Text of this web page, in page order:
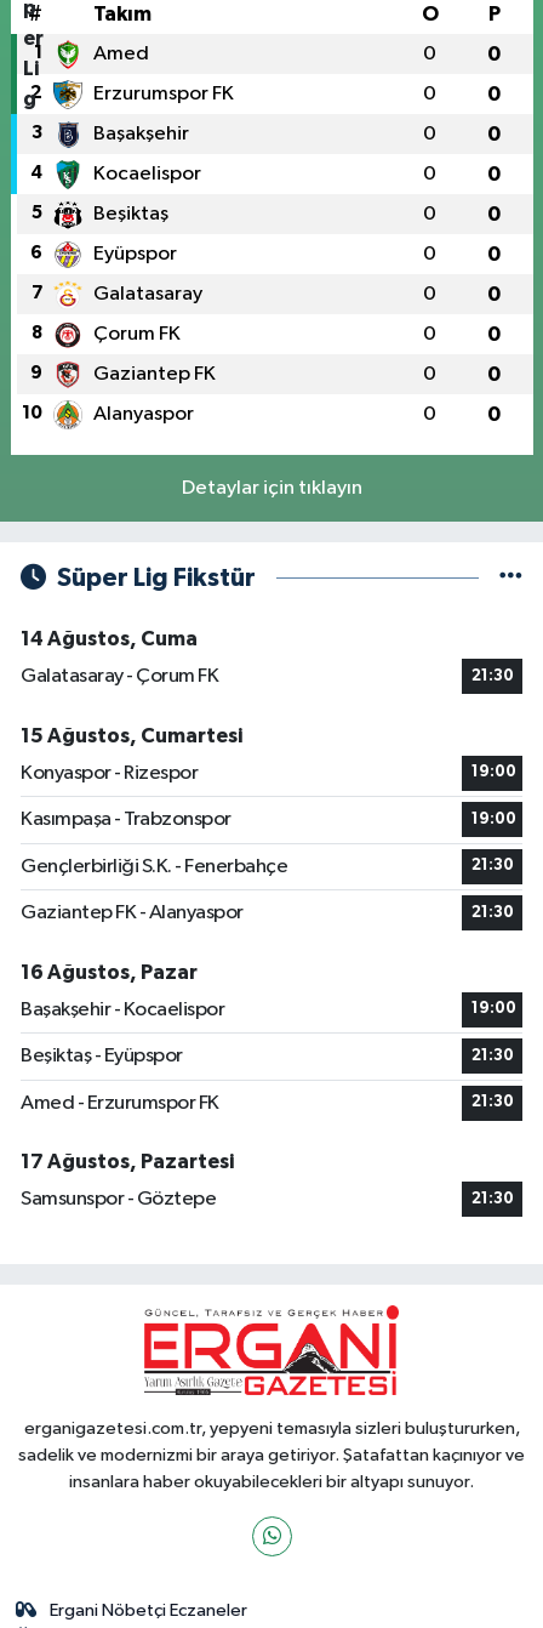
# Takım O P
1 Amed 0 0
2 Erzurumspor FK 0 0
3 Başakşehir 0 0
4 Kocaelispor 0 0
5 Beşiktaş 0 0
6 Eyüpspor 0 0
7 Galatasaray 0 0
8 Çorum FK 0 0
9 Gaziantep FK 0 0
10 Alanyaspor 0 0
Detaylar için tıklayın
Süper Lig Fikstür
14 Ağustos, Cuma
Galatasaray - Çorum FK
21:30
15 Ağustos, Cumartesi
Konyaspor - Rizespor
19:00
Kasımpaşa - Trabzonspor 19:00
Gençlerbirliği S.K. - Fenerbahçe 21:30
Gaziantep FK - Alanyaspor 21:30
16 Ağustos, Pazar
Başakşehir - Kocaelispor
19:00
Beşiktaş - Eyüpspor 21:30
Amed - Erzurumspor FK 21:30
17 Ağustos, Pazartesi
Samsunspor - Göztepe
21:30
erganigazetesi.com.tr, yepyeni temasıyla sizleri buluştururken,
sadelik ve modernizmi bir araya getiriyor. Şatafattan kaçınıyor ve
insanlara haber okuyabilecekleri bir altyapı sunuyor.
Ergani Nöbetçi Eczaneler